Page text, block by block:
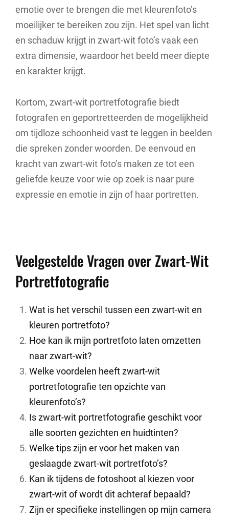
emotie over te brengen die met kleurenfoto’s
moeilijker te bereiken zou zijn. Het spel van licht
en schaduw krijgt in zwart-wit foto’s vaak een
extra dimensie, waardoor het beeld meer diepte
en karakter krijgt.
Kortom, zwart-wit portretfotografie biedt
fotografen en geportretteerden de mogelijkheid
om tijdloze schoonheid vast te leggen in beelden
die spreken zonder woorden. De eenvoud en
kracht van zwart-wit foto’s maken ze tot een
geliefde keuze voor wie op zoek is naar pure
expressie en emotie in zijn of haar portretten.
Veelgestelde Vragen over Zwart-Wit
Portretfotografie
Wat is het verschil tussen een zwart-wit en
kleuren portretfoto?
Hoe kan ik mijn portretfoto laten omzetten
naar zwart-wit?
Welke voordelen heeft zwart-wit
portretfotografie ten opzichte van
kleurenfoto’s?
Is zwart-wit portretfotografie geschikt voor
alle soorten gezichten en huidtinten?
Welke tips zijn er voor het maken van
geslaagde zwart-wit portretfoto’s?
Kan ik tijdens de fotoshoot al kiezen voor
zwart-wit of wordt dit achteraf bepaald?
Zijn er specifieke instellingen op mijn camera